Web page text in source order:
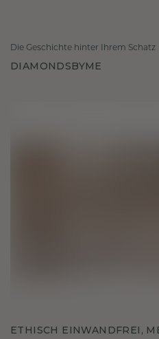
Die Geschichte hinter Ihrem Schatz
DIAMONDSBYME
ETHISCH EINWANDFREI,